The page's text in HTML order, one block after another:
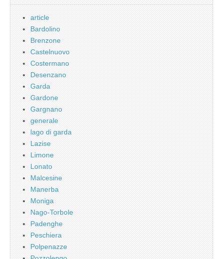
article
Bardolino
Brenzone
Castelnuovo
Costermano
Desenzano
Garda
Gardone
Gargnano
generale
lago di garda
Lazise
Limone
Lonato
Malcesine
Manerba
Moniga
Nago-Torbole
Padenghe
Peschiera
Polpenazze